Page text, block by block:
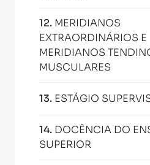
12. MERIDIANOS
EXTRAORDINÁRIOS E
MERIDIANOS
MUSCULARES
13. ESTÁGIO
14. DOCÊNCIA DO
SUPERIOR